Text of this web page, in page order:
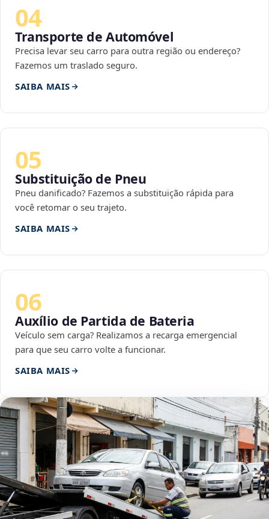
04
Transporte de Automóvel
Precisa levar seu carro para outra região ou endereço?
Fazemos um traslado seguro.
SAIBA MAIS
05
Substituição de Pneu
Pneu danificado? Fazemos a substituição rápida para
você retomar o seu trajeto.
SAIBA MAIS
06
Auxílio de Partida de Bateria
Veículo sem carga? Realizamos a recarga emergencial
para que seu carro volte a funcionar.
SAIBA MAIS